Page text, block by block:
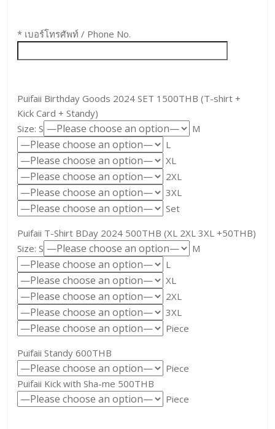
* เบอร์โทรศัพท์ / Phone No.
Puifaii Birthday Goods 2024 SET 1500THB (T-shirt +
Kick Card + Standy)
Size: S
M
L
XL
2XL
3XL
Set
Puifaii T-Shirt BDay 2024 500THB (XL 2XL 3XL +50THB)
Size: S
M
L
XL
2XL
3XL
Piece
Puifaii Standy 600THB
Piece
Puifaii Kick with Sha-me 500THB
Piece